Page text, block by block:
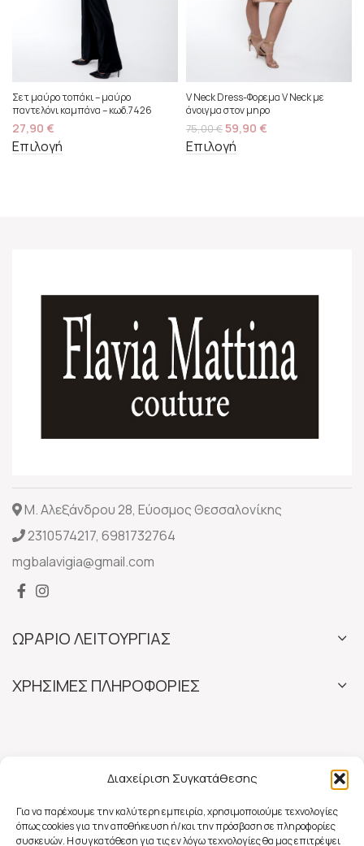
Διαχείριση Συγκατάθεσης
Για να παρέχουμε την καλύτερη εμπειρία, χρησιμοποιούμε τεχνολογίες
όπως cookies για την αποθήκευση ή/και την πρόσβαση σε πληροφορίες
συσκευών. Η συγκατάθεση για τις εν λόγω τεχνολογίες θα μας επιτρέψει
Σετ μαύρο τοπάκι – μαύρο
παντελόνι καμπάνα – κωδ.7426
27,90 €
Επιλογή
V Neck Dress-Φορεμα V Neck με
άνοιγμα στον μηρο
75,00€59,90 €
Επιλογή
Μ. Αλεξάνδρου 28, Εύοσμος Θεσσαλονίκης
2310574217, 6981732764
mgbalavigia@gmail.com
ΩΡΑΡΙΟ ΛΕΙΤΟΥΡΓΙΑΣ
ΧΡΗΣΙΜΕΣ ΠΛΗΡΟΦΟΡΙΕΣ